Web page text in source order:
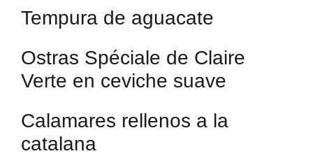
Tempura de aguacate
Ostras Spéciale de Claire
Verte en ceviche suave
Calamares rellenos a la
catalana